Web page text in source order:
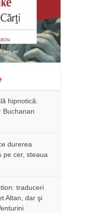
hipnotică:
Buchanan
durerea
pe cer, steaua
traduceri
Altan, dar şi